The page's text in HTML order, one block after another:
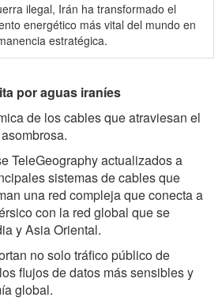
ilegal, Irán ha transformado el
energético más vital del mundo en
estratégica.
por aguas iraníes
de los cables que atraviesan el
TeleGeography actualizados a
sistemas de cables que
una red compleja que conecta a
con la red global que se
y Asia Oriental.
no solo tráfico público de
flujos de datos más sensibles y
global.